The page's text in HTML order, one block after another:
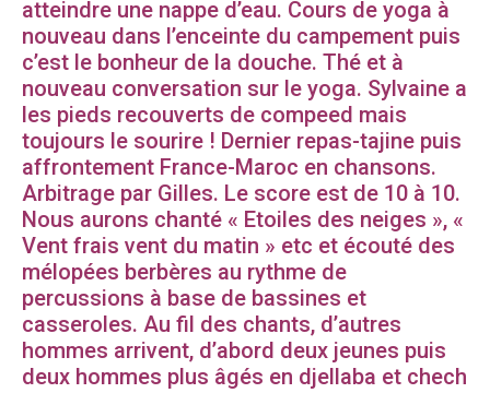
atteindre une nappe d’eau. Cours de yoga à
nouveau dans l’enceinte du campement puis
c’est le bonheur de la douche. Thé et à
nouveau conversation sur le yoga. Sylvaine a
les pieds recouverts de compeed mais
toujours le sourire ! Dernier repas-tajine puis
affrontement France-Maroc en chansons.
Arbitrage par Gilles. Le score est de 10 à 10.
Nous aurons chanté « Etoiles des neiges », «
Vent frais vent du matin » etc et écouté des
mélopées berbères au rythme de
percussions à base de bassines et
casseroles. Au fil des chants, d’autres
hommes arrivent, d’abord deux jeunes puis
deux hommes plus âgés en djellaba et chech